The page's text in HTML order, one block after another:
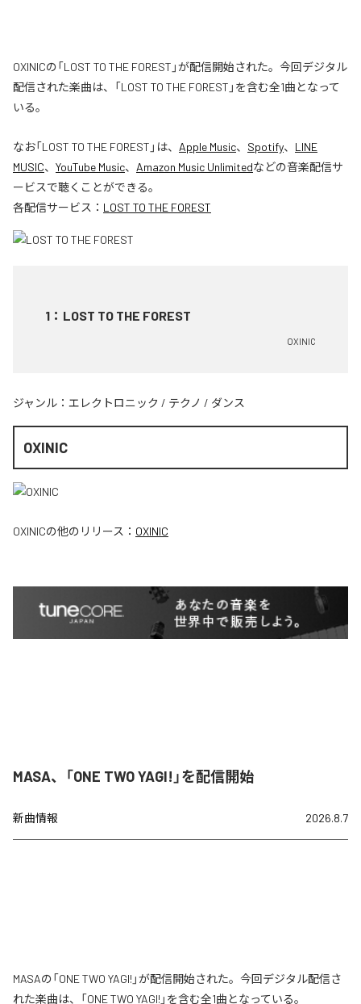
OXINICの「LOST TO THE FOREST」が配信開始された。今回デジタル
配信された楽曲は、「LOST TO THE FOREST」を含む全1曲となって
いる。
なお「LOST TO THE FOREST 」は、 Apple Music、 Spotify、 LINE
MUSIC、 YouTube Music、 Amazon Music Unlimitedなどの音楽配信サ
ービスで聴くことができる。
各配信サービス： LOST TO THE FOREST
1 ： LOST TO THE FOREST
OXINIC
ジャンル： エレクトロニック / テクノ / ダンス
OXINIC
OXINICの他のリリース： OXINIC
MASA、「ONE TWO YAGI!」を配信開始
新曲情報 2026.8.7
MASAの「ONE TWO YAGI!」が配信開始された。今回デジタル配信さ
れた楽曲は、「ONE TWO YAGI!」を含む全1曲となっている。